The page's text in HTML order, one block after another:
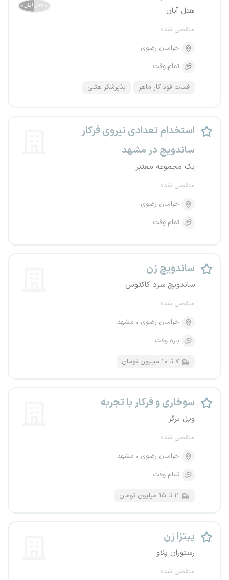
هتل آبان
منقضی شده
خراسان رضوی
تمام وقت
فست فود کار ماهر پذیرشگر هتلی
استخدام تعدادی نیروی فرکار
ساندویچ در مشهد
یک مجموعه معتبر
منقضی شده
خراسان رضوی
تمام وقت
ساندویچ زن
ساندویچ سرد کاکتوس
منقضی شده
خراسان رضوی
مشهد
پاره وقت
۷ تا ۱۰ میلیون تومان
سوخاری و فرکار با تجربه
ویل برگر
منقضی شده
خراسان رضوی
مشهد
تمام وقت
۱۱ تا ۱۵ میلیون تومان
پیتزا زن
رستوران پلاو
منقضی شده